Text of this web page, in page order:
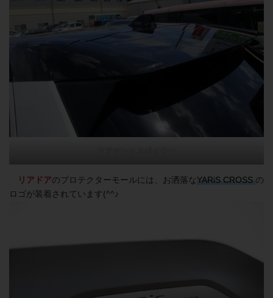
リアドアのプロテクターモールには、お洒落なYARiS CROSS の
ロゴが装着されています(^^♪